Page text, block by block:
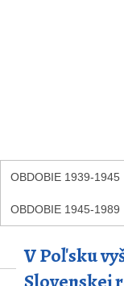
OBDOBIE 1939-1945
OBDOBIE 1945-1989
V Poľsku